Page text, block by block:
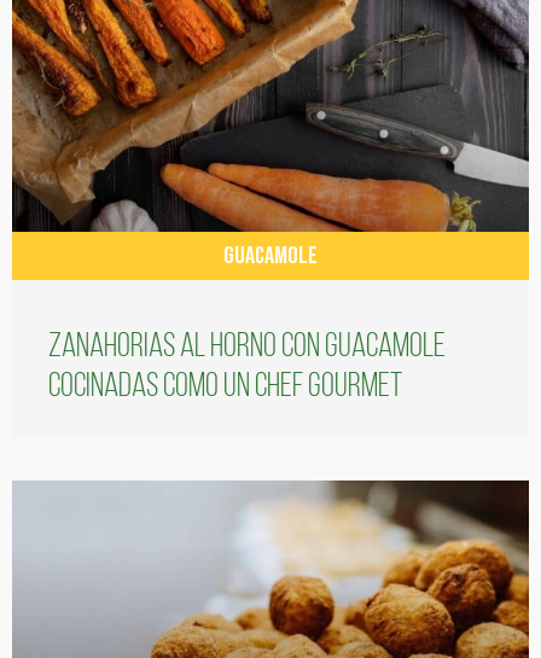
GUACAMOLE
Zanahorias al horno con guacamole
cocinadas como un chef gourmet